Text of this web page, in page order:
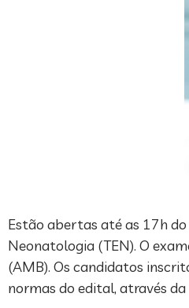
Estão abertas até as 17h
Neonatologia (TEN). O
(AMB). Os candidatos
normas do edital, através